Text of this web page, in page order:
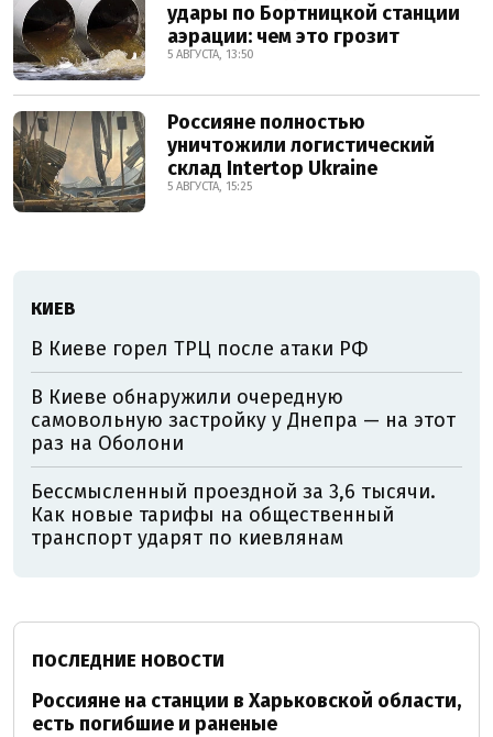
удары по Бортницкой станции
аэрации: чем это грозит
5 АВГУСТА, 13:50
Россияне полностью
уничтожили логистический
склад Intertop Ukraine
5 АВГУСТА, 15:25
КИЕВ
В Киеве горел ТРЦ после атаки РФ
В Киеве обнаружили очередную
самовольную застройку у Днепра — на этот
раз на Оболони
Бессмысленный проездной за 3,6 тысячи.
Как новые тарифы на общественный
транспорт ударят по киевлянам
ПОСЛЕДНИЕ НОВОСТИ
Россияне на станции в Харьковской области,
есть погибшие и раненые